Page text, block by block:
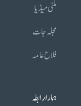
ملٹی میڈیا
مجلہ جات
فلاح عامہ
ہمارا رابطہ